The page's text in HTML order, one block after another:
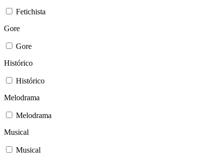
Fetichista
Gore
Gore
Histórico
Histórico
Melodrama
Melodrama
Musical
Musical